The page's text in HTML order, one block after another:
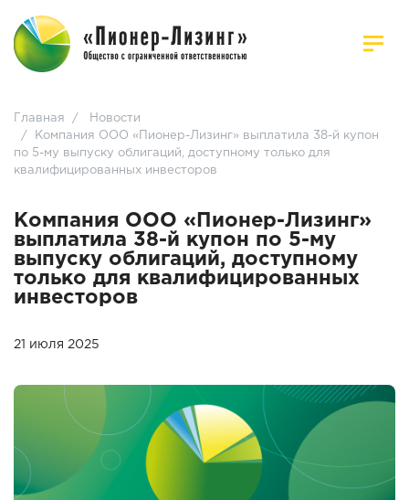
Главная /
Новости
/
Компания ООО «Пионер-Лизинг» выплатила 38-й купон
по 5-му выпуску облигаций, доступному только для
квалифицированных инвесторов
Компания ООО «Пионер-Лизинг»
выплатила 38-й купон по 5-му
выпуску облигаций, доступному
только для квалифицированных
инвесторов
21 июля 2025